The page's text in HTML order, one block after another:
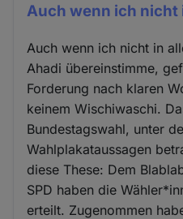
Auch wenn ich nicht
Auch wenn ich nicht in
Ahadi übereinstimme,
Forderung nach klaren
keinem Wischiwaschi.
Bundestagswahl, unter
Wahlplakataussagen
diese These: Dem
SPD haben die
erteilt. Zugenommen